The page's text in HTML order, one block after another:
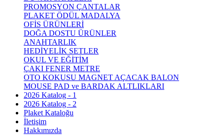
PROMOSYON ÇANTALAR
PLAKET ÖDÜL MADALYA
OFİS ÜRÜNLERİ
DOĞA DOSTU ÜRÜNLER
ANAHTARLIK
HEDİYELİK SETLER
OKUL VE EĞİTİM
ÇAKI FENER METRE
OTO KOKUSU MAGNET AÇACAK BALON
MOUSE PAD ve BARDAK ALTLIKLARI
2026 Katalog - 1
2026 Katalog - 2
Plaket Kataloğu
İletişim
Hakkımızda